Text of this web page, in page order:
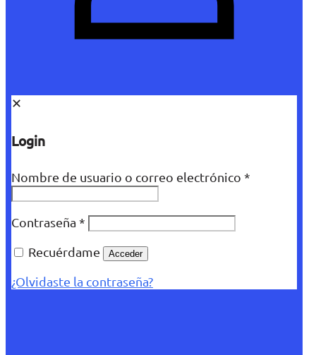
✕
Login
Nombre de usuario o correo electrónico *
Contraseña *
Recuérdame
Acceder
¿Olvidaste la contraseña?